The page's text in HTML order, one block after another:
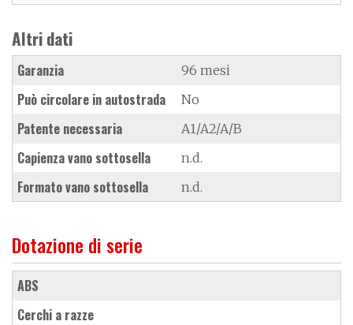
Altri dati
Garanzia 96 mesi
Può circolare in autostrada No
Patente necessaria A1/A2/A/B
Capienza vano sottosella n.d.
Formato vano sottosella n.d.
Dotazione di serie
ABS
cerchi a razze